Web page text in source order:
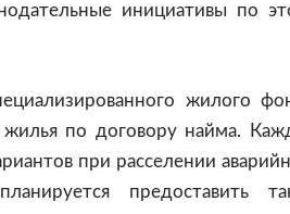
инициативы по
жилого
жилья по договору найма.
при расселении
предоставить